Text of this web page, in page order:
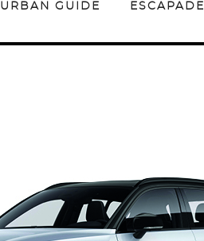
URBAN GUIDE ESCAPADE